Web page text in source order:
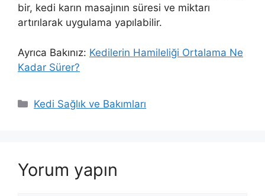
bir, kedi karın masajının süresi ve miktarı
artırılarak uygulama yapılabilir.
Ayrıca Bakınız: Kedilerin Hamileliği Ortalama Ne
Kadar Sürer?
Kategoriler
Kedi Sağlık ve Bakımları
Yorum yapın